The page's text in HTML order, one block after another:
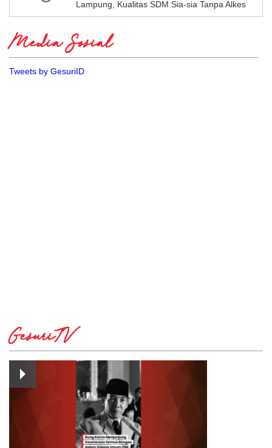
Lampung, Kualitas SDM Sia-sia Tanpa Alkes
Media Sosial
Tweets by GesuriID
GesuriTV